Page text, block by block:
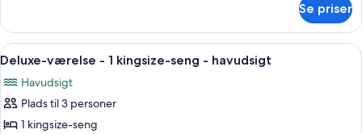
med
sovesofa
-
udsigt
til
have
værelse
1
seng
med
-
Se priser
Indlæs
alle
billeder
af
Deluxe-
Et soveværelse med et stort
6
Deluxe-værelse - 1 kingsize-seng - havudsigt
Havudsigt
Plads til 3 personer
1 kingsize-seng